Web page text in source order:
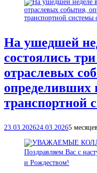
На ушедшей
состоялись
отраслевых
определивших
транспортной
23.03.202624.03.20265